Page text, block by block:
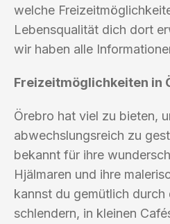
welche
Lebensqualität dich dort
wir haben alle
Freizeitmöglichkeiten in
Örebro hat viel zu bieten,
abwechslungsreich zu
bekannt für ihre
Hjälmaren und ihre
kannst du gemütlich durch
schlendern, in kleinen